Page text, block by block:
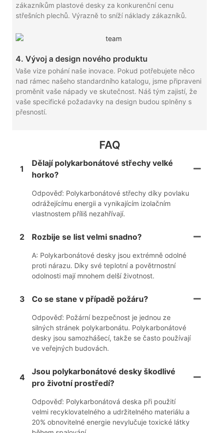
zákazníkům plastové desky za konkurenční cenu
střešních plechů. Výrazně to sníží náklady zákazníků.
4. Vývoj a design nového produktu
Vaše vize pohání naše inovace. Pokud potřebujete něco
nad rámec našeho standardního katalogu, jsme připraveni
proměnit vaše nápady ve skutečnost. Náš tým zajistí, že
vaše specifické požadavky na design budou splněny s
přesností.
FAQ
1
Dělají polykarbonátové střechy velké
horko?
Odpověď: Polykarbonátové střechy díky povlaku
odrážejícímu energii a vynikajícím izolačním
vlastnostem příliš nezahřívají.
2 Rozbije se list velmi snadno?
A: Polykarbonátové desky jsou extrémně odolné
proti nárazu. Díky své teplotní a povětrnostní
odolnosti mají mnohem delší životnost.
3 Co se stane v případě požáru?
Odpověď: Požární bezpečnost je jednou ze
silných stránek polykarbonátu. Polykarbonátové
desky jsou samozhášecí, takže se často používají
ve veřejných budovách.
4
Jsou polykarbonátové desky škodlivé
pro životní prostředí?
Odpověď: Polykarbonátová deska při použití
velmi recyklovatelného a udržitelného materiálu a
20% obnovitelné energie nevylučuje toxické látky